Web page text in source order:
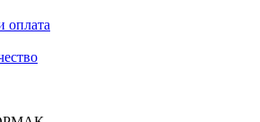
оплата